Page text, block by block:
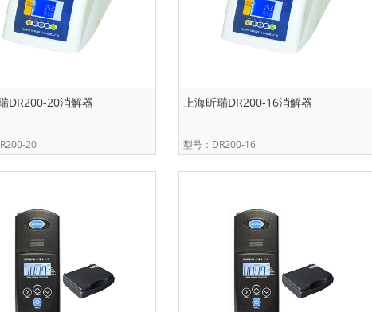
DR200-20消解器
20
上海昕瑞DR200-16消解器
型号：DR200-16